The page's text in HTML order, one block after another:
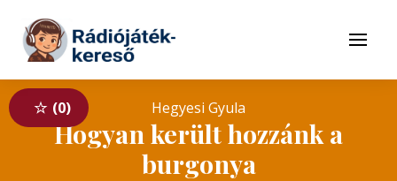
Tovább a tartalomhoz
Menü
0 Hegyesi Gyula
Hogyan került hozzánk a
burgonya